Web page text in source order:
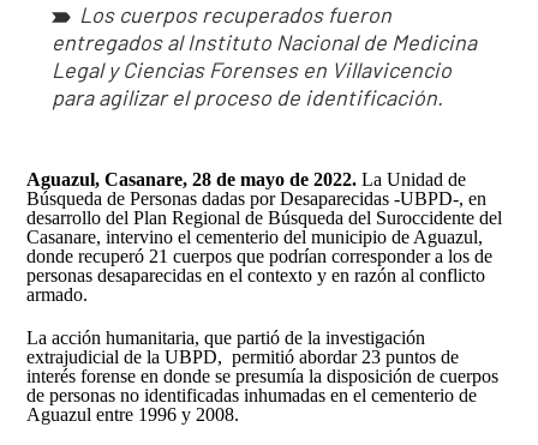
Los cuerpos recuperados fueron
entregados al Instituto Nacional de Medicina
Legal y Ciencias Forenses en Villavicencio
para agilizar el proceso de identificación.
Aguazul, Casanare, 28 de mayo de 2022. La Unidad de
Búsqueda de Personas dadas por Desaparecidas -UBPD-, en
desarrollo del Plan Regional de Búsqueda del Suroccidente del
Casanare, intervino el cementerio del municipio de Aguazul,
donde recuperó 21 cuerpos que podrían corresponder a los de
personas desaparecidas en el contexto y en razón al conflicto
armado.
La acción humanitaria, que partió de la investigación
extrajudicial de la UBPD, permitió abordar 23 puntos de
interés forense en donde se presumía la disposición de cuerpos
de personas no identificadas inhumadas en el cementerio de
Aguazul entre 1996 y 2008.